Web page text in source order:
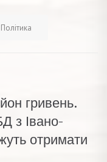
Політика
гривень.
з Івано-
отримати